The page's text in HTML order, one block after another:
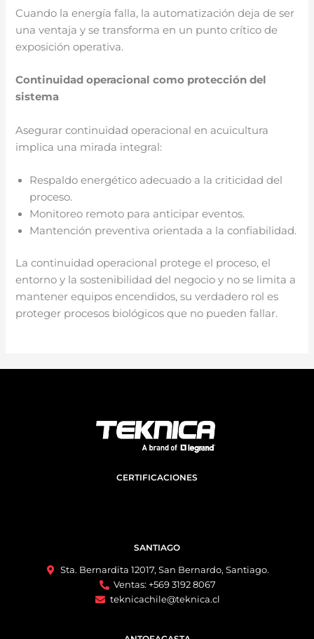
Cuando la energía falla, la automatización deja de ser
una ventaja y se transforma en un punto crítico de
exposición operativa.
Continuidad operacional como protección del
sistema
Asegurar continuidad operacional en acuicultura
implica una mirada integral:
Respaldo energético adecuado a la criticidad del
proceso.
Monitoreo remoto para anticipar eventos.
Mantención preventiva orientada a la confiabilidad.
La continuidad operacional protege el proceso, el
entorno y la sostenibilidad del negocio y no se limita a
mantener equipos encendidos, su verdadero rol es
proteger procesos biológicos que no pueden fallar.
CERTIFICACIONES
SANTIAGO
Sta. Bernardita 12017, San Bernardo, Santiago.
Ventas: +569 3192 8067
teknicachile@teknica.cl